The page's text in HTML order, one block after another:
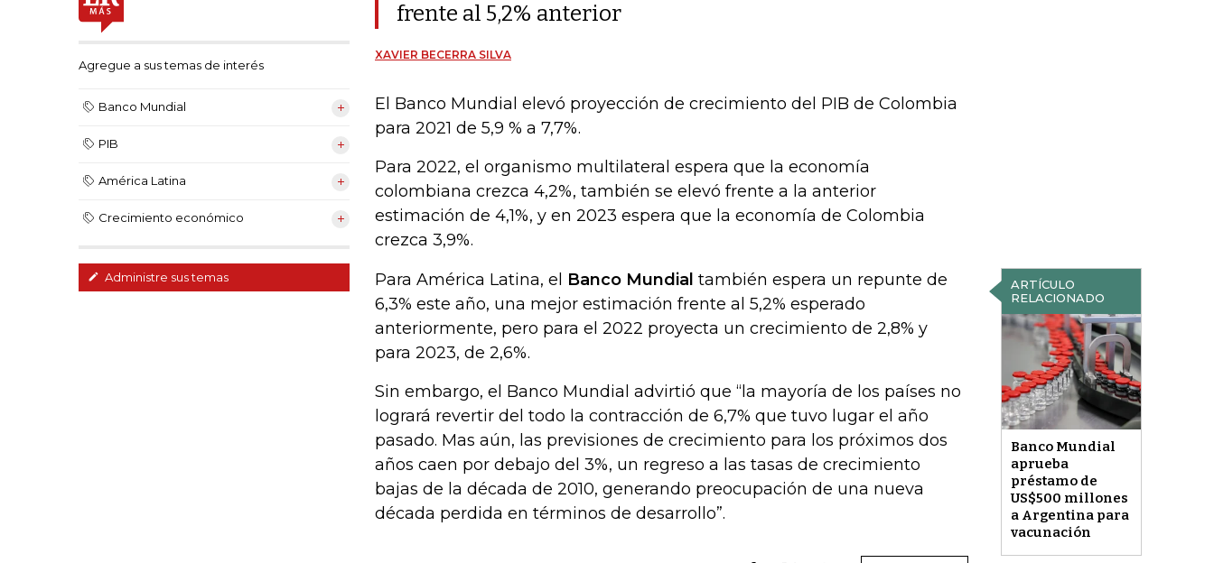
Agregue a sus temas de interés
Banco Mundial
PIB
América Latina
Crecimiento económico
Administre sus temas
frente al 5,2% anterior
XAVIER BECERRA SILVA
El Banco Mundial elevó proyección de crecimiento del PIB de Colombia
para 2021 de 5,9 % a 7,7%.
Para 2022, el organismo multilateral espera que la economía
colombiana crezca 4,2%, también se elevó frente a la anterior
estimación de 4,1%, y en 2023 espera que la economía de Colombia
crezca 3,9%.
ARTÍCULO
RELACIONADO
Banco Mundial
aprueba
préstamo de
US$500 millones
a Argentina para
vacunación
Para América Latina, el Banco Mundial también espera un repunte de
6,3% este año, una mejor estimación frente al 5,2% esperado
anteriormente, pero para el 2022 proyecta un crecimiento de 2,8% y
para 2023, de 2,6%.
Sin embargo, el Banco Mundial advirtió que “la mayoría de los países no
logrará revertir del todo la contracción de 6,7% que tuvo lugar el año
pasado. Mas aún, las previsiones de crecimiento para los próximos dos
años caen por debajo del 3%, un regreso a las tasas de crecimiento
bajas de la década de 2010, generando preocupación de una nueva
década perdida en términos de desarrollo”.